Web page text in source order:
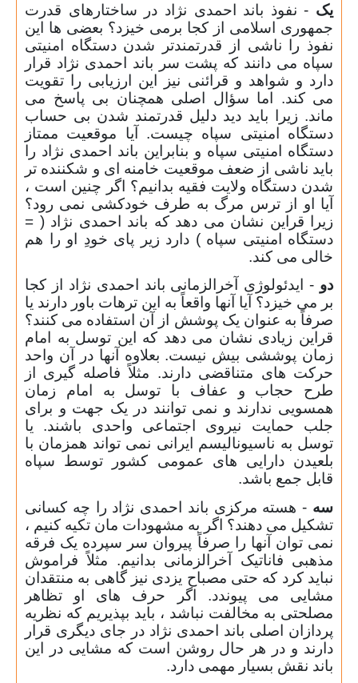
یک - نفوذ باند احمدی نژاد در ساختارهای قدرت
جمهوری اسلامی از کجا برمی خیزد؟ بعضی ها این
نفوذ را ناشی از قدرتمندتر شدن دستگاه امنیتی
سپاه می دانند که پشت سر باند احمدی نژاد قرار
دارد و شواهد و قرائنی نیز این ارزیابی را تقویت
می کند. اما سؤال اصلی همچنان بی پاسخ می
ماند. زیرا باید دید دلیل قدرتمند شدن بی حساب
دستگاه امنیتی سپاه چیست. آیا موقعیت ممتاز
دستگاه امنیتی سپاه و بنابراین باند احمدی نژاد را
باید ناشی از ضعف موقعیت خامنه ای و شکننده تر
شدن دستگاه ولایت فقیه بدانیم؟ اگر چنین است ،
آیا او از ترس مرگ به طرف خودکشی نمی رود؟
زیرا قراین نشان می دهد که باند احمدی نژاد ( =
دستگاه امنیتی سپاه ) دارد زیر پای خودِ او را هم
خالی می کند.
دو - ایدئولوژی آخرالزمانی باند احمدی نژاد از کجا
بر می خیزد؟ آیا آنها واقعاً به این ترهات باور دارند یا
صرفاً به عنوان یک پوشش از آن استفاده می کنند؟
قراین زیادی نشان می دهد که این توسل به امام
زمان پوششی بیش نیست. بعلاوه آنها در آن واحد
حرکت های متناقضی دارند. مثلاً فاصله گیری از
طرح حجاب و عفاف با توسل به امام زمان
همسویی ندارند و نمی توانند در یک جهت و برای
جلب حمایت نیروی اجتماعی واحدی باشند. یا
توسل به ناسیونالیسم ایرانی نمی تواند همزمان با
بلعیدن دارایی های عمومی کشور توسط سپاه
قابل جمع باشد.
سه - هسته مرکزی باند احمدی نژاد را چه کسانی
تشکیل می دهند؟ اگر به مشهودات مان تکیه کنیم ،
نمی توان آنها را صرفاً پیروان سر سپرده یک فرقه
مذهبی فاناتیک آخرالزمانی بدانیم. مثلاً فراموش
نباید کرد که حتی مصباح یزدی نیز گاهی به منتقدان
مشایی می پیوندد. اگر حرف های او تظاهر
مصلحتی به مخالفت نباشد ، باید بپذیریم که نظریه
پردازان اصلی باند احمدی نژاد در جای دیگری قرار
دارند و در هر حال روشن است که مشایی در این
باند نقش بسیار مهمی دارد.